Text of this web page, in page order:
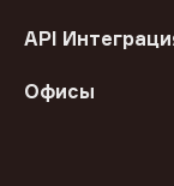
API
Офисы